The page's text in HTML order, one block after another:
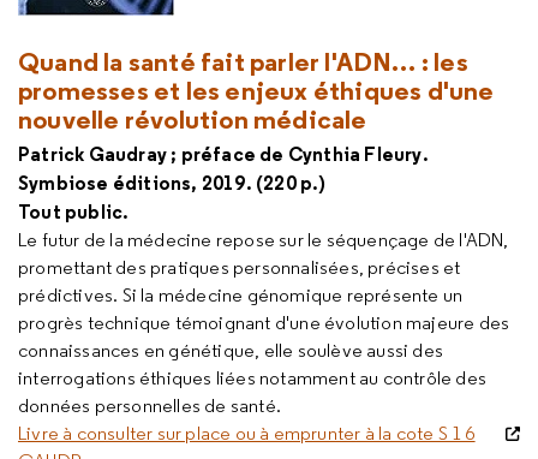
Quand la santé fait parler l'ADN… : les
promesses et les enjeux éthiques d'une
nouvelle révolution médicale
Patrick Gaudray ; préface de Cynthia Fleury.
Symbiose éditions, 2019. (220 p.)
Tout public.
Le futur de la médecine repose sur le séquençage de l'ADN,
promettant des pratiques personnalisées, précises et
prédictives. Si la médecine génomique représente un
progrès technique témoignant d'une évolution majeure des
connaissances en génétique, elle soulève aussi des
interrogations éthiques liées notamment au contrôle des
données personnelles de santé.
Livre à consulter sur place ou à emprunter à la cote S 1 6